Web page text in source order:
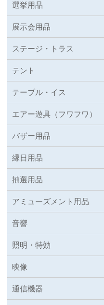
選挙用品
展示会用品
ステージ・トラス
テント
テーブル・イス
エアー遊具（フワフワ）
バザー用品
縁日用品
抽選用品
アミューズメント用品
音響
照明・特効
映像
通信機器